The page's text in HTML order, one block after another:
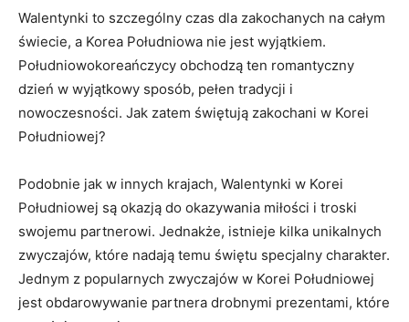
Walentynki⁤ to szczególny czas dla zakochanych na całym
świecie, a Korea Południowa‌ nie ‌jest wyjątkiem.
Południowokoreańczycy obchodzą ⁣ten romantyczny
dzień w‍ wyjątkowy sposób, pełen ‌tradycji i‍
nowoczesności. Jak zatem świętują zakochani w Korei​
Południowej?
Podobnie jak w innych krajach, Walentynki w Korei
⁤Południowej są ⁢okazją do okazywania miłości i troski
swojemu partnerowi. Jednakże, istnieje kilka unikalnych
⁤zwyczajów, które nadają temu świętu specjalny charakter.
Jednym z popularnych zwyczajów w Korei Południowej
jest obdarowywanie partnera drobnymi‍ prezentami, które